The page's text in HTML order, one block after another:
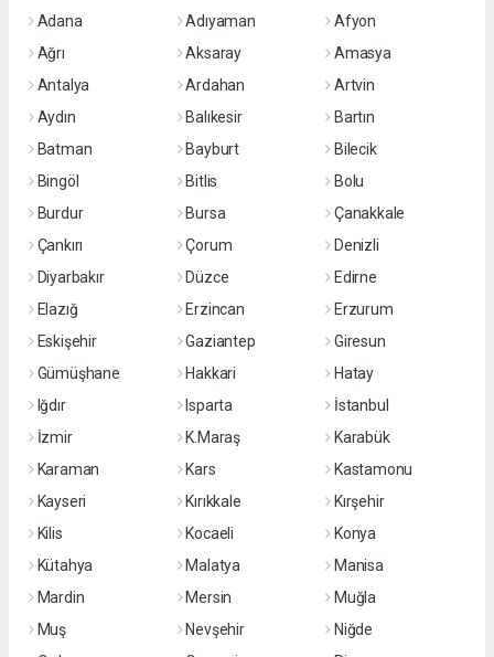
Adana Adıyaman
Afyon
Ağrı
Aksaray
Amasya
Antalya
Ardahan
Artvin
Aydın
Balıkesir
Bartın
Batman
Bayburt
Bilecik
Bingöl
Bitlis
Bolu
Burdur
Bursa
Çanakkale
Çankırı
Çorum
Denizli
Diyarbakır
Düzce
Edirne
Elazığ
Erzincan
Erzurum
Eskişehir
Gaziantep
Giresun
Gümüşhane
Hakkari
Hatay
Iğdır
Isparta
İstanbul
İzmir
K.Maraş
Karabük
Karaman
Kars
Kastamonu
Kayseri
Kırıkkale
Kırşehir
Kilis
Kocaeli
Konya
Kütahya
Malatya
Manisa
Mardin
Mersin
Muğla
Muş
Nevşehir
Niğde